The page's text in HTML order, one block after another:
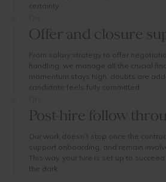
certainty.
Offer and closure
From salary strategy to offer
handling, we manage all the crucial
momentum stays high, doubts are
candidate feels fully committed.
Post-hire follow
Our work doesn’t stop once the
support onboarding, and remain
This way, your hire is set up to
the dark.